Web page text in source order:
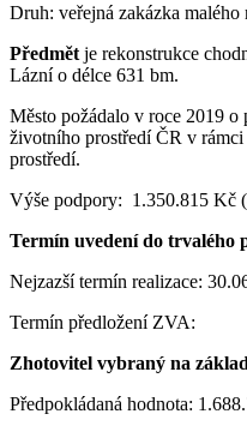
Druh: veřejná zakázka malého
Předmět je rekonstrukce
Lázní o délce 631 bm.
Město požádalo v roce 2019 o
životního prostředí ČR v
prostředí.
Výše podpory: 1.350.815 Kč
Termín uvedení do trvalého
Nejzazší termín realizace:
Termín předložení ZVA:
Zhotovitel vybraný na
Předpokládaná hodnota: